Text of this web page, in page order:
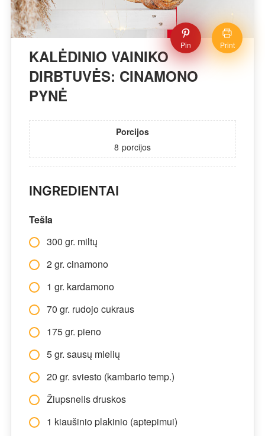
Pin Print
KALĖDINIO VAINIKO
DIRBTUVĖS: CINAMONO
PYNĖ
Porcijos
8 porcijos
INGREDIENTAI
Tešla
300 gr. miltų
2 gr. cinamono
1 gr. kardamono
70 gr. rudojo cukraus
175 gr. pieno
5 gr. sausų mielių
20 gr. sviesto (kambario temp.)
Žiupsnelis druskos
1 kiaušinio plakinio (aptepimui)